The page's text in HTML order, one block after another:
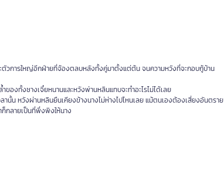
ตัวการใหญ่อีกฝ่ายที่จ้องตลบหลังทั้งคู่มาตั้งแต่ต้น จนความหวังที่จะกอบกู้บ้าน
งทั้งชางเจี๋ยหนานและหวังพ่านหลินแทบจะทำอะไรไม่ได้เลย
นั้น หวังผ่านหลินยืนเคียงข้างนางไม่ห่างไปไหนเลย แม้ตนเองต้องเสี่ยงอันตราย
กลายเป็นที่พึ่งพิงให้นาง